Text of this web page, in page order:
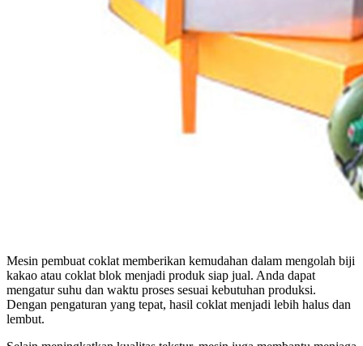
Mesin pembuat coklat memberikan kemudahan dalam mengolah biji
kakao atau coklat blok menjadi produk siap jual. Anda dapat
mengatur suhu dan waktu proses sesuai kebutuhan produksi.
Dengan pengaturan yang tepat, hasil coklat menjadi lebih halus dan
lembut.